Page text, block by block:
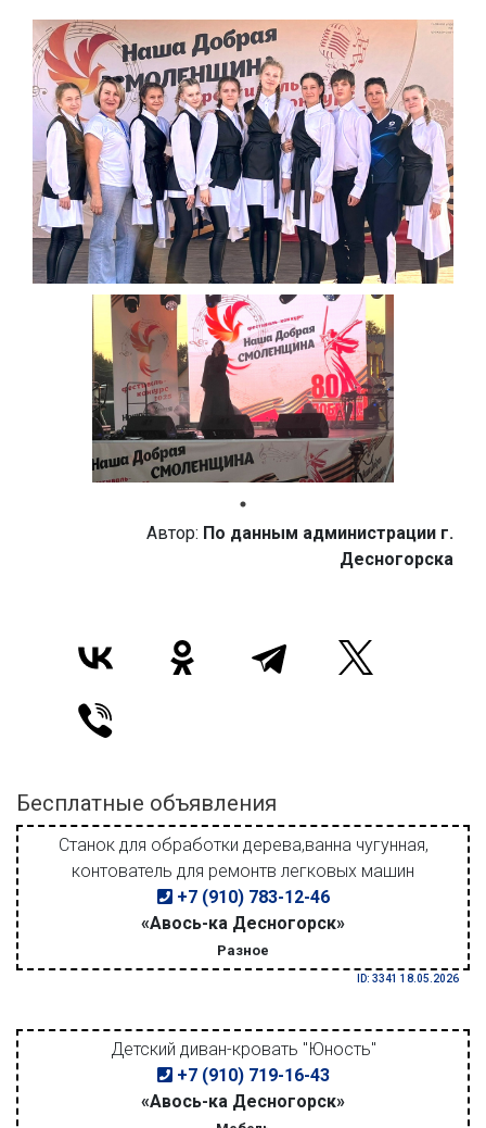
Автор: По данным администрации г.
Десногорска
Бесплатные объявления
Станок для обработки дерева,ванна чугунная,
контователь для ремонтв легковых машин
+7 (910) 783-12-46
«Авось-ка Десногорск»
Разное
ID: 3341 18.05.2026
Детский диван-кровать "Юность"
+7 (910) 719-16-43
«Авось-ка Десногорск»